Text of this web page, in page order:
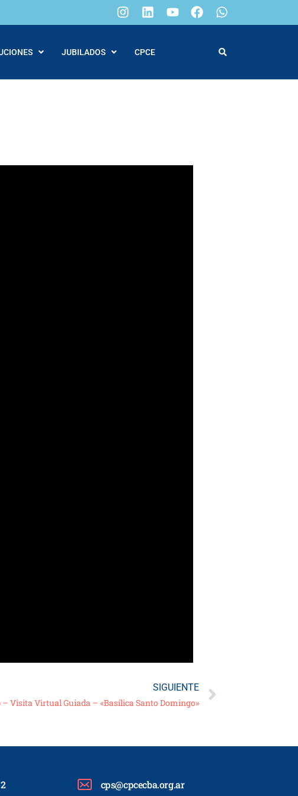
JUBILADOS CPCE
SIGUIENTE
Visita Virtual Guiada – «Basílica Santo Domingo»
cps@cpcecba.org.ar